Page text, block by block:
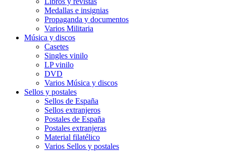
Medallas e insignias
Propaganda y documentos
Varios Militaria
Música y discos
Casetes
Singles vinilo
LP vinilo
DVD
Varios Música y discos
Sellos y postales
Sellos de España
Sellos extranjeros
Postales de España
Postales extranjeras
Material filatélico
Varios Sellos y postales